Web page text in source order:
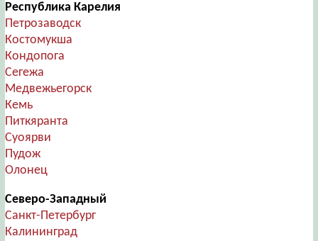
Республика Карелия
Петрозаводск
Костомукша
Кондопога
Сегежа
Медвежьегорск
Кемь
Питкяранта
Суоярви
Пудож
Олонец
Северо-Западный
Санкт-Петербург
Калининград